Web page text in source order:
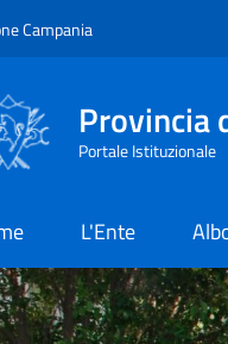
Campania
Provincia
Portale Istituzionale
L'Ente
di